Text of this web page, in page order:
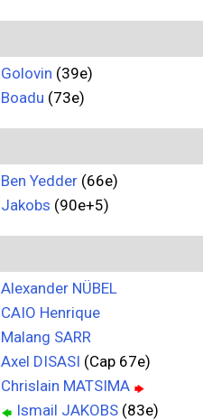
Golovin (39e)
Boadu (73e)
Ben Yedder (66e)
Jakobs (90e+5)
Alexander NÜBEL
CAIO Henrique
Malang SARR
Axel DISASI (Cap 67e)
Chrislain MATSIMA
Ismail JAKOBS (83e)